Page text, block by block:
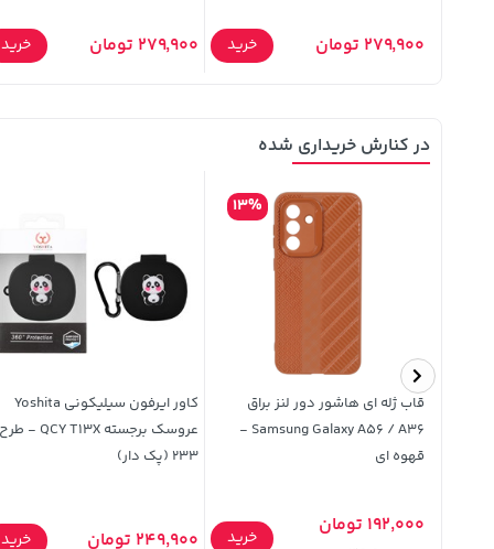
279,900 تومان خرید 279,900 تومان خرید
در کنارش خریداری شده
قاب ژله ای هاشور دور لنز براق
Samsung Galaxy A56 / A36 -
قهوه ای
13%
192,000 تومان خرید
کاور ایرفون سیلیکونی Yoshita
عروسک برجسته QCY T13X - طرح
233 (پک دار)
249,900 تومان خرید